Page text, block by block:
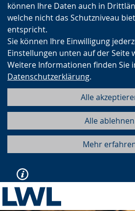
können Ihre Daten auch in
welche nicht das Schutzniveau
entspricht.
Sie können Ihre Einwilligung
Einstellungen unten auf der Seite
Weitere Informationen finden Sie
Datenschutzerklärung.
Alle
Alle ablehnen
Mehr